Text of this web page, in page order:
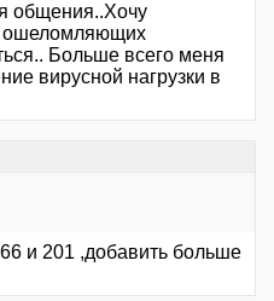
общения..Хочу
ошеломляющих
Больше всего меня
вирусной нагрузки в
и 201 ,добавить больше